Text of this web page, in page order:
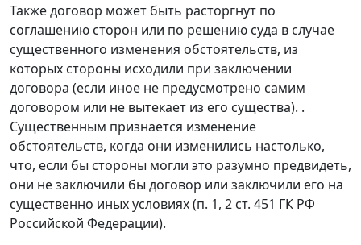
Также договор может быть расторгнут по
соглашению сторон или по решению суда в случае
существенного изменения обстоятельств, из
которых стороны исходили при заключении
договора (если иное не предусмотрено самим
договором или не вытекает из его существа). .
Существенным признается изменение
обстоятельств, когда они изменились настолько,
что, если бы стороны могли это разумно предвидеть,
они не заключили бы договор или заключили его на
существенно иных условиях (п. 1, 2 ст. 451 ГК РФ
Российской Федерации).